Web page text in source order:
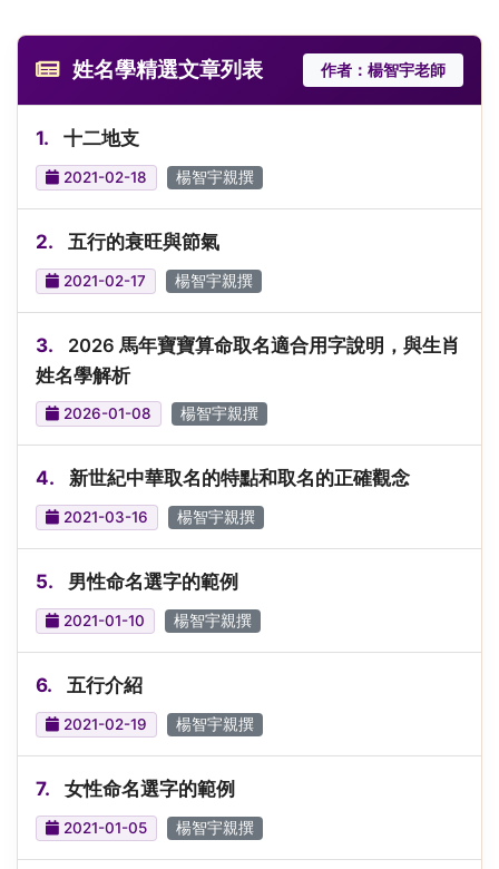
姓名學精選文章列表 作者：楊智宇老師
1. 十二地支
2021-02-18 楊智宇親撰
2. 五行的衰旺與節氣
2021-02-17 楊智宇親撰
3.
2026 馬年寶寶算命取名適合用字說明，與生肖
姓名學解析
2026-01-08 楊智宇親撰
4. 新世紀中華取名的特點和取名的正確觀念
2021-03-16 楊智宇親撰
5. 男性命名選字的範例
2021-01-10 楊智宇親撰
6. 五行介紹
2021-02-19 楊智宇親撰
7. 女性命名選字的範例
2021-01-05 楊智宇親撰